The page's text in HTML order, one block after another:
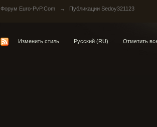
Форум Euro-PvP.Com → Публикации Sedoy321123
Изменить стиль Русский (RU) Отметить